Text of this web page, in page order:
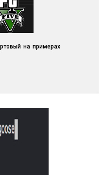
на примерах